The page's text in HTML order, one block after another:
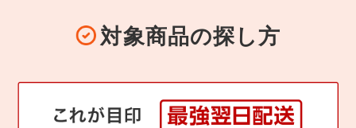
対象商品の探し方